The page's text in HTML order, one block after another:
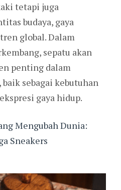
tetapi juga
budaya, gaya
global. Dalam
sepatu akan
penting dalam
sebagai kebutuhan
gaya hidup.
Mengubah Dunia:
Sneakers